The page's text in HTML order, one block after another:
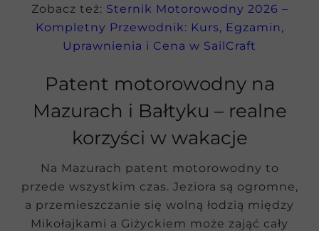
Zobacz też: Sternik Motorowodny 2026 –
Kompletny Przewodnik: Kurs, Egzamin,
Uprawnienia i Cena w SailCraft
Patent motorowodny na
Mazurach i Bałtyku – realne
korzyści w wakacje
Na Mazurach patent motorowodny to
przede wszystkim czas. Jeziora są ogromne,
a przemieszczanie się wolną łodzią między
Mikołajkami a Giżyckiem może zająć cały